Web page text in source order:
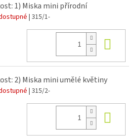
1) Miska mini přírodní
| 315/1-
2) Miska mini umělé květiny
| 315/2-